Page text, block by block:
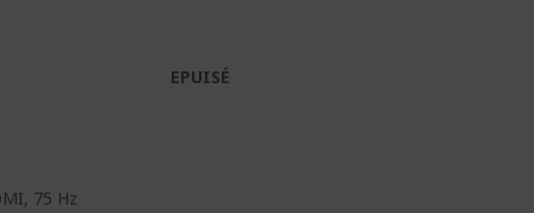
75 Hz
EPUISÉ